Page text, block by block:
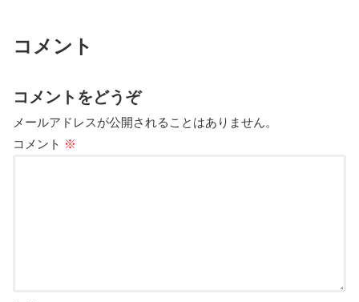
コメント
コメントをどうぞ
メールアドレスが公開されることはありません。
コメント ※